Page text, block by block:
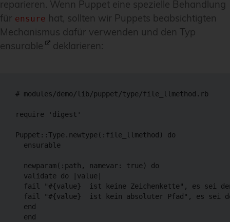
reparieren. Wenn Puppet eine spezielle Behandlung
für ensure hat, sollten wir Puppets beabsichtigten
Mechanismus dafür verwenden und den Typ
ensurable
deklarieren:
# modules/demo/lib/puppet/type/file_llmethod.rb
require 'digest'
Puppet::Type.newtype(:file_llmethod) do
  ensurable
  newparam(:path, namevar: true) do
  validate do |value|
fail "#{value}  ist keine Zeichenkette", es sei
fail "#{value}  ist kein absoluter Pfad", es sei
  end
  end